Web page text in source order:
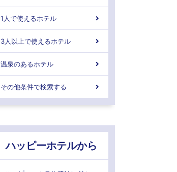
1人で使えるホテル
3人以上で使えるホテル
温泉のあるホテル
その他条件で検索する
ハッピーホテルから